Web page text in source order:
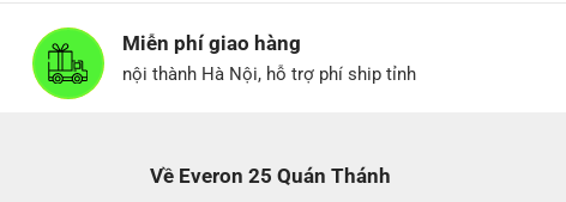
Miễn phí giao hàng
nội thành Hà Nội, hỗ trợ phí ship tỉnh
Về Everon 25 Quán Thánh